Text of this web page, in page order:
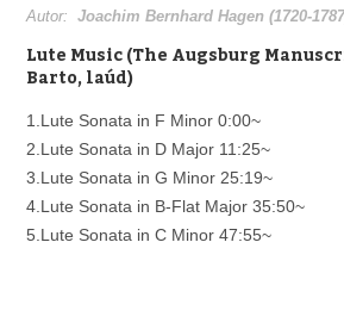
Biblioteca
Autor:Joachim Bernhard Hagen (1720-
Lute Music (The Augsburg
Barto, laúd)
1.Lute Sonata in F Minor 0:00~
2.Lute Sonata in D Major 11:25~
3.Lute Sonata in G Minor 25:19~
4.Lute Sonata in B-Flat Major 35:50~
5.Lute Sonata in C Minor 47:55~